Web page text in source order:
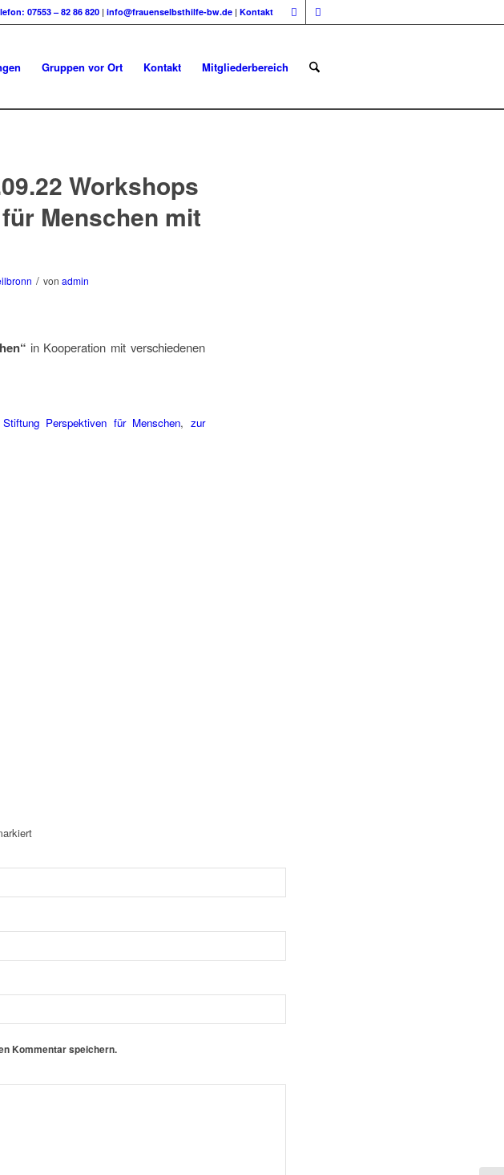
07553 – 82 86 820 | info@frauenselbsthilfe-bw.de | Kontakt
Gruppen vor Ort Kontakt Mitgliederbereich
Workshops
Menschen mit
/ von admin
in Kooperation mit verschiedenen
Perspektiven für Menschen,zur
Kommentar speichern.